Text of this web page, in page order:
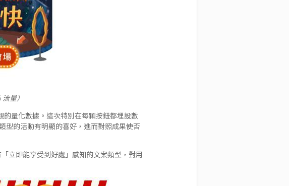
量）
量化數據。這次特別在每顆按鈕都埋設數
型的活動有明顯的喜好，進而對照成果使否
立即能享受到好處」感知的文案類型，對用